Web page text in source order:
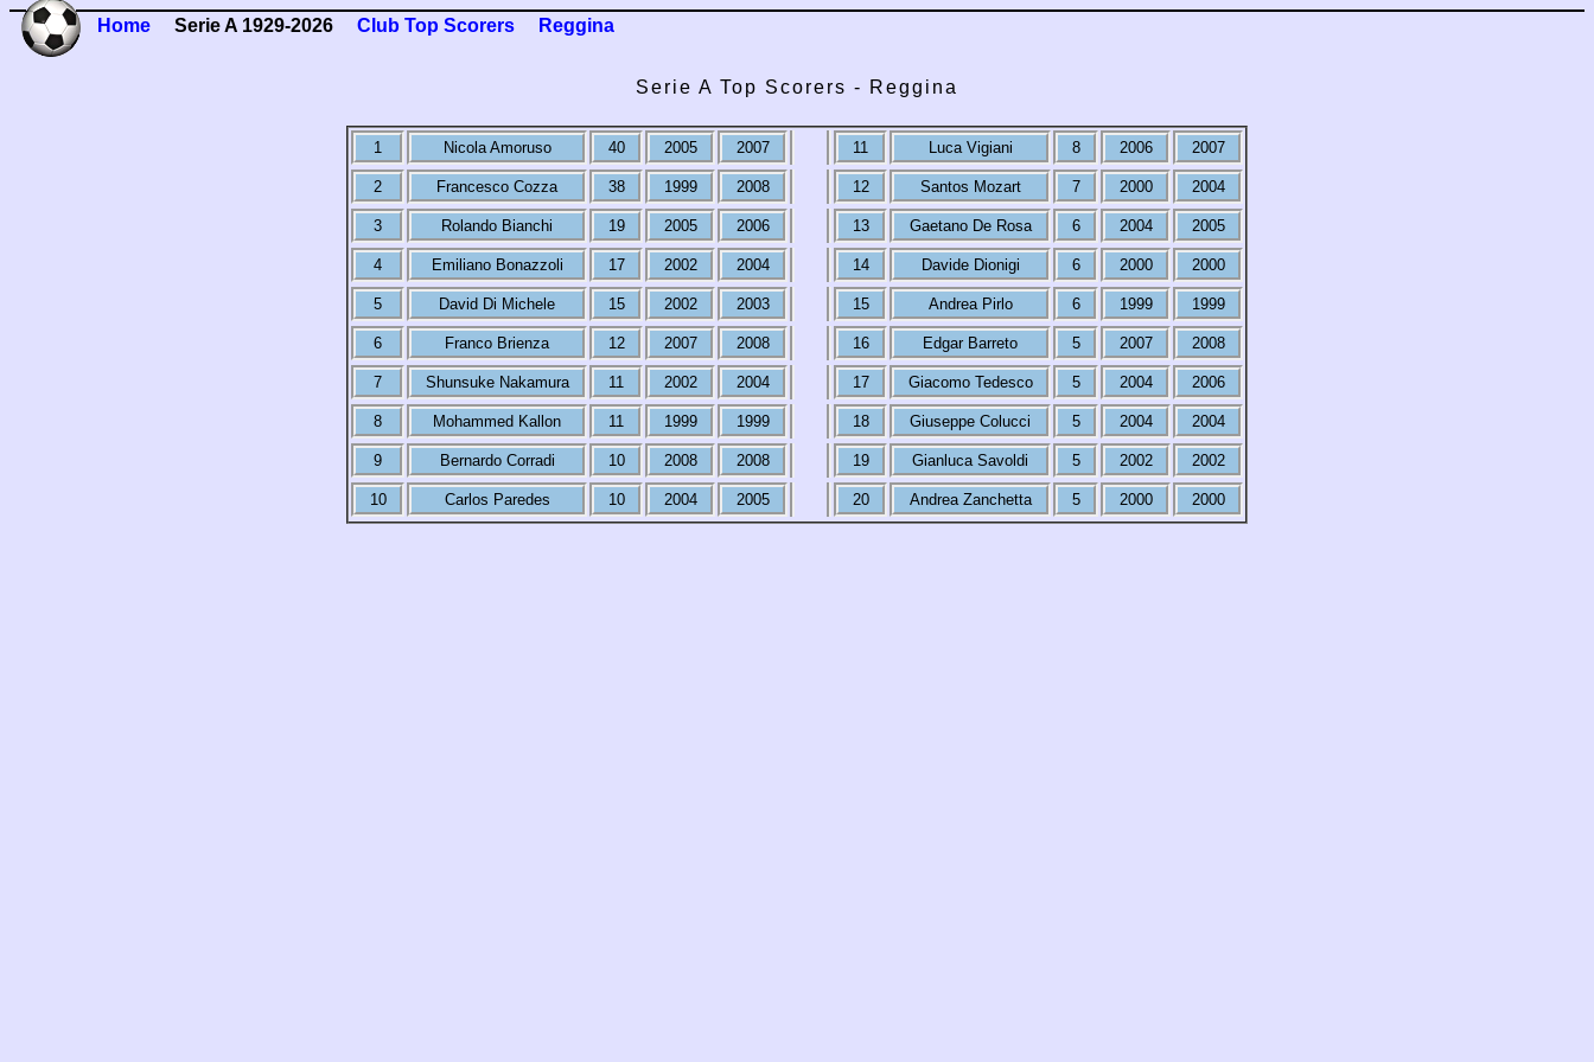
Home Serie A 1929-2026 Club Top Scorers Reggina
Serie A Top Scorers - Reggina
1 Nicola Amoruso 40 2005 2007 11 Luca Vigiani 8 2006 2007
2 Francesco Cozza 38 1999 2008 12 Santos Mozart 7 2000 2004
3 Rolando Bianchi 19 2005 2006 13 Gaetano De Rosa 6 2004 2005
4 Emiliano Bonazzoli 17 2002 2004 14 Davide Dionigi 6 2000 2000
5 David Di Michele 15 2002 2003 15 Andrea Pirlo 6 1999 1999
6 Franco Brienza 12 2007 2008 16 Edgar Barreto 5 2007 2008
7 Shunsuke Nakamura 11 2002 2004 17 Giacomo Tedesco 5 2004 2006
8 Mohammed Kallon 11 1999 1999 18 Giuseppe Colucci 5 2004 2004
9 Bernardo Corradi 10 2008 2008 19 Gianluca Savoldi 5 2002 2002
10 Carlos Paredes 10 2004 2005 20 Andrea Zanchetta 5 2000 2000